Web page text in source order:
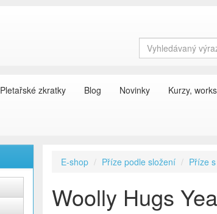
Pletařské zkratky Blog Novinky Kurzy,
E-shop Příze podle složení Příze
Woolly Hugs